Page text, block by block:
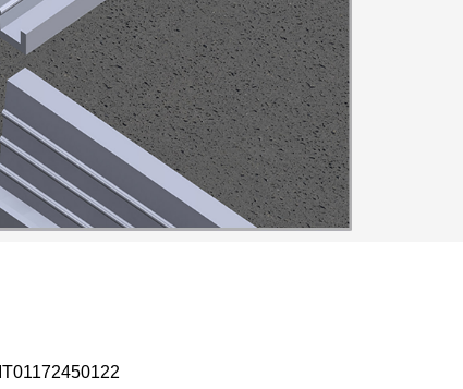
IT01172450122